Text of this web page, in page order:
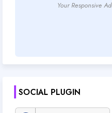
Your Responsive
SOCIAL PLUGIN